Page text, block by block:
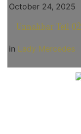
October 24, 2025
Unnahbar Teil 02
in Lady Mercedes